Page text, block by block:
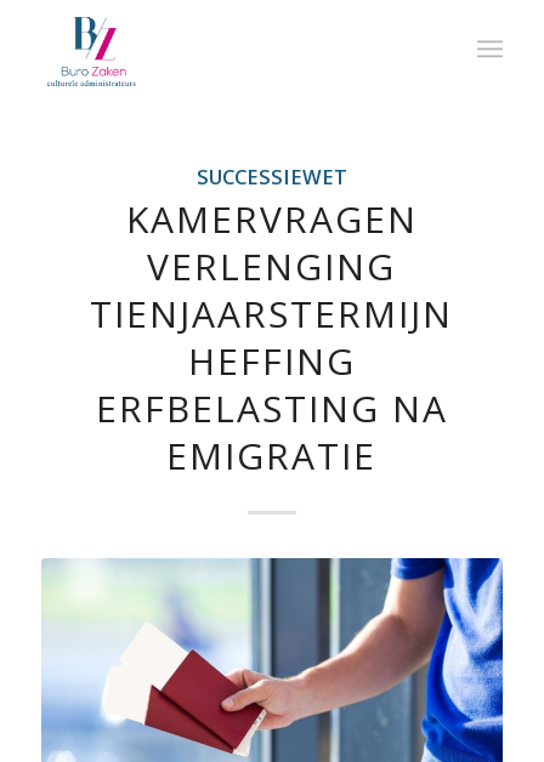
SUCCESSIEWET
KAMERVRAGEN
VERLENGING
TIENJAARSTERMIJN
HEFFING
ERFBELASTING NA
EMIGRATIE